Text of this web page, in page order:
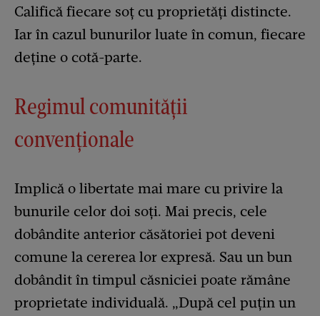
Califică fiecare soț cu proprietăți distincte.
Iar în cazul bunurilor luate în comun, fiecare
deține o cotă-parte.
Regimul comunității
convenționale
Implică o libertate mai mare cu privire la
bunurile celor doi soți. Mai precis, cele
dobândite anterior căsătoriei pot deveni
comune la cererea lor expresă. Sau un bun
dobândit în timpul căsniciei poate rămâne
proprietate individuală. „După cel puțin un